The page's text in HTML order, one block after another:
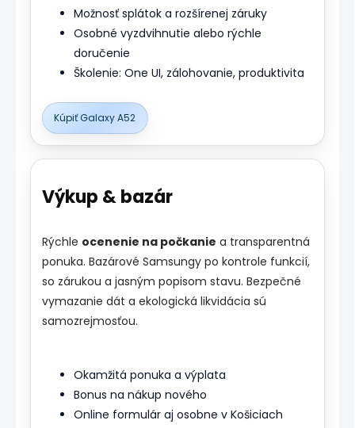
Možnosť splátok a rozšírenej záruky
Osobné vyzdvihnutie alebo rýchle
doručenie
Školenie: One UI, zálohovanie, produktivita
Kúpiť Galaxy A52
Výkup & bazár
Rýchle ocenenie na počkanie a transparentná
ponuka. Bazárové Samsungy po kontrole funkcií,
so zárukou a jasným popisom stavu. Bezpečné
vymazanie dát a ekologická likvidácia sú
samozrejmosťou.
Okamžitá ponuka a výplata
Bonus na nákup nového
Online formulár aj osobne v Košiciach